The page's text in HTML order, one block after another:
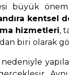
büyük
kentsel
hizmetleri,
biri olarak